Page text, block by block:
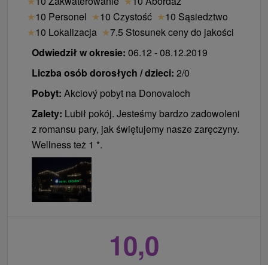
Ceny - Informacje
Seniorzy powyżej 65 lat 25% dorosłych (łóżko +
usługi).
★10 Personel ★10 Czystość ★10 Sąsiedztwo
★10 Lokalizacja ★7.5 Stosunek ceny do jakości
Odwiedził w okresie: 06.12 - 08.12.2019
Liczba osób dorosłych / dzieci: 2/0
Pobyt: Akciový pobyt na Donovaloch
Zalety: Lubił pokój. Jesteśmy bardzo zadowoleni
z romansu pary, jak świętujemy nasze zaręczyny.
Wellness też 1 *.
10,0